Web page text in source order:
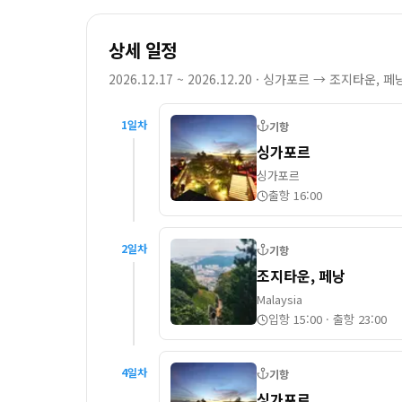
상세 일정
2026.12.17 ~ 2026.12.20 · 싱가포르 → 조지타운, 페
1일차 기항
싱가포르
싱가포르
출항 16:00
2일차 기항
조지타운, 페낭
Malaysia
입항 15:00 · 출항 23:00
4일차 기항